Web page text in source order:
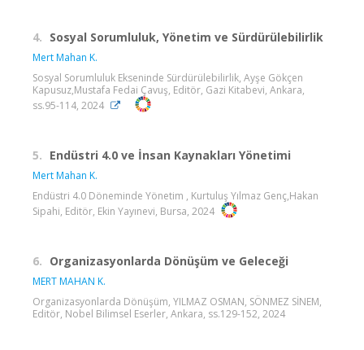
4. Sosyal Sorumluluk, Yönetim ve Sürdürülebilirlik
Mert Mahan K.
Sosyal Sorumluluk Ekseninde Sürdürülebilirlik, Ayşe Gökçen
Kapusuz,Mustafa Fedai Çavuş, Editör, Gazi Kitabevi, Ankara,
ss.95-114, 2024
5. Endüstri 4.0 ve İnsan Kaynakları Yönetimi
Mert Mahan K.
Endüstri 4.0 Döneminde Yönetim , Kurtuluş Yılmaz Genç,Hakan
Sipahi, Editör, Ekin Yayınevi, Bursa, 2024
6. Organizasyonlarda Dönüşüm ve Geleceği
MERT MAHAN K.
Organizasyonlarda Dönüşüm, YILMAZ OSMAN, SÖNMEZ SİNEM,
Editör, Nobel Bilimsel Eserler, Ankara, ss.129-152, 2024